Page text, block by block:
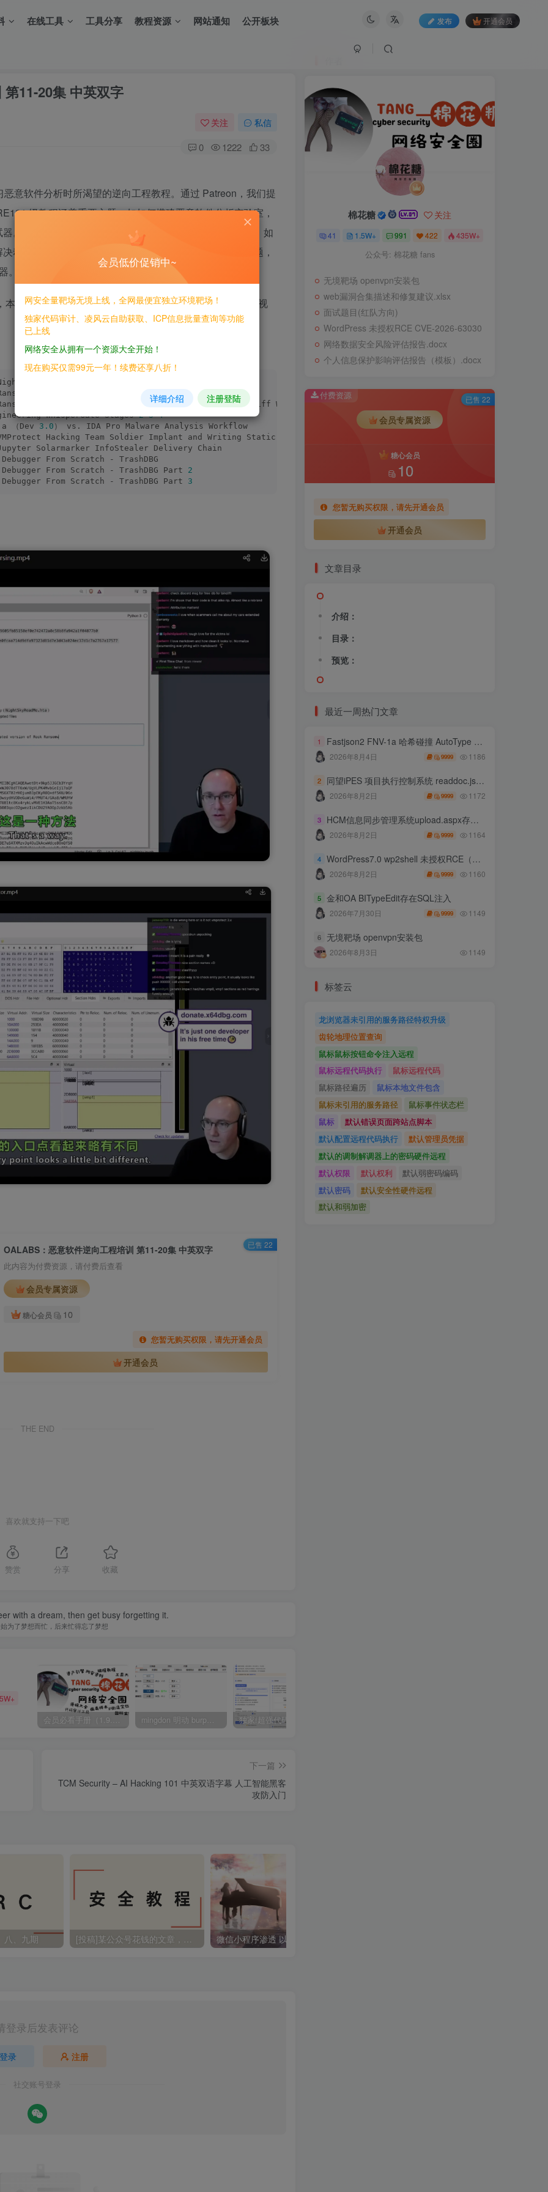
在线工具 工具分享 教程资源 网站通知 公开板块 发布 开通会员
11-20集 中英双字
关注 私信
0 1222 33
意软件分析时所渴望的逆向工程教程。通过 Patreon，我们提
级教程涵盖重要主题，如如何搭建恶意软件分析实验室，
。我们的 RE201 级别教程涵盖恶意软件分析的具体主题，如
动态导入。我们的 RE504 级别教程涵盖高级逆向工程主题，
系列为主内容：恶意软件逆向工程培训 的11-20集，后续视
Ransomware （VMProtect）
mbedtls Library Reversing
FLAIR FLIRT Signatures in IDA PRO and BinDiff With Rook Ransomware
WhisperGate Stages 2-3-4
（Dev 3.0 ） vs. IDA Pro Malware Analysis Workflow
Hacking Team Soldier Implant and Writing Static Config Extractor
Solarmarker InfoStealer Delivery Chain
From Scratch - TrashDBG
From Scratch - TrashDBG Part 2
From Scratch - TrashDBG Part 3
OALABS：恶意软件逆向工程培训 第11-20集 中英双字
此内容为付费资源，请付费后查看
会员专属资源
糖心会员 10
您暂无购买权限，请先开通会员
开通会员
已售 22
THE END
喜欢就支持一下吧
赞赏 分享 收藏
with a dream, then get busy forgetting it.
为了梦想而忙，后来忙得忘了梦想
会员必看手册（1.9.0版本 26.4.5更新） mingdon 明动 burp插件0.2.6版本 本地时间校验去除版
下一篇
TCM Security – AI Hacking 101 中英双语字幕 人工智能黑客
攻防入门
八、九期 [投稿]某公众号花钱的文章，研究了100多个SSRF报告，进去一看是我之前看过的这里给大家分享一下
登录后发表评论
登录 注册
社交账号登录
棉花糖 关注
41 1.5W+ 991 422 435W+
公众号: 棉花糖 fans
无境靶场 openvpn安装包
web漏洞合集描述和修复建议.xlsx
面试题目(红队方向)
WordPress 未授权RCE CVE-2026-63030
网络数据安全风险评估报告.docx
个人信息保护影响评估报告（模板）.docx
付费资源
会员专属资源
糖心会员
10
您暂无购买权限，请先开通会员
开通会员
已售 22
文章目录
介绍：
目录：
预览：
最近一周热门文章
1 Fastjson2 FNV-1a 哈希碰撞 AutoType 绕过远程代码执行
2026年8月4日 9999 1186
2 同望iPES 项目执行控制系统 readdoc.jsp存在任意文件读取
2026年8月2日 9999 1172
3 HCM信息同步管理系统upload.aspx存在任意文件上传
2026年8月2日 9999 1164
4 WordPress7.0 wp2shell 未授权RCE（CVE-2026-63030 CVE-2026-60137）
2026年8月2日 9999 1160
5 金和OA BITypeEdit存在SQL注入
2026年7月30日 9999 1149
6 无境靶场 openvpn安装包
2026年8月3日 1149
标签云
龙浏览器未引用的服务路径特权升级
齿轮地理位置查询
鼠标鼠标按钮命令注入远程
鼠标远程代码执行
鼠标远程代码
鼠标路径遍历
鼠标本地文件包含
鼠标未引用的服务路径
鼠标事件状态栏
鼠标
默认错误页面跨站点脚本
默认配置远程代码执行
默认管理员凭据
默认的调制解调器上的密码硬件远程
默认权限
默认权利
默认弱密码编码
默认密码
默认安全性硬件远程
默认和弱加密
会员低价促销中~
网安全量靶场无境上线，全网最便宜独立环境靶场！
独家代码审计、凌风云自助获取、ICP信息批量查询等功能
已上线
网络安全从拥有一个资源大全开始！
现在购买仅需99元一年！续费还享八折！
详细介绍 注册登陆